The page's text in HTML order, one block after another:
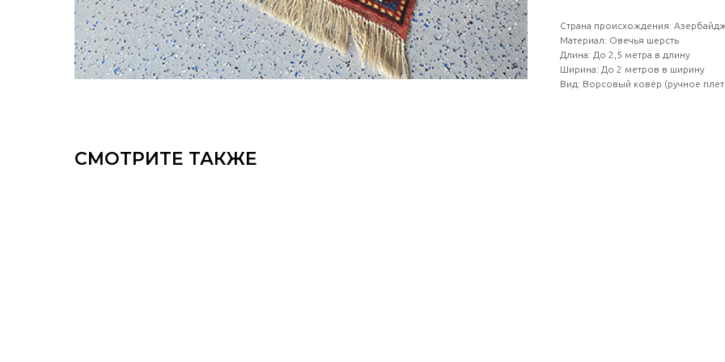
Страна происхождения:
Материал: Овечья шерсть
Длина: До 2,5 метра в длину
Ширина: До 2 метров в ширину
Вид: Ворсовый ковёр (ручное
СМОТРИТЕ ТАКЖЕ